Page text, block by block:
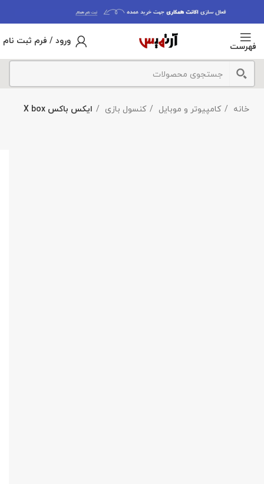
فهرست
ورود / فرم ثبت نام
خانه کامپیوتر و موبایل کنسول بازی ایکس باکس X box